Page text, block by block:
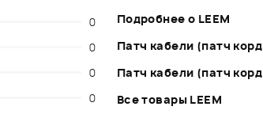
0
0
0
0
Подробнее о LEEM
Патч кабели (патч
Патч кабели (патч
Все товары LEEM